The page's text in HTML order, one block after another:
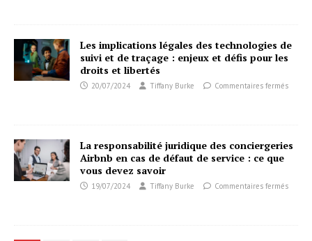
Les implications légales des technologies de
suivi et de traçage : enjeux et défis pour les
droits et libertés
20/07/2024 Tiffany Burke Commentaires fermés
La responsabilité juridique des conciergeries
Airbnb en cas de défaut de service : ce que
vous devez savoir
19/07/2024 Tiffany Burke Commentaires fermés